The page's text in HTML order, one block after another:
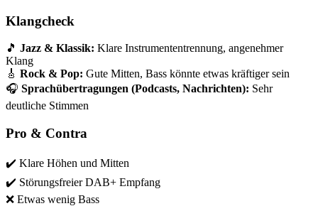
Klangcheck
🎵 Jazz & Klassik: Klare Instrumententrennung, angenehmer
Klang
🎸 Rock & Pop: Gute Mitten, Bass könnte etwas kräftiger sein
🎧 Sprachübertragungen (Podcasts, Nachrichten): Sehr
deutliche Stimmen
Pro & Contra
✔️ Klare Höhen und Mitten
✔️ Störungsfreier DAB+ Empfang
❌ Etwas wenig Bass